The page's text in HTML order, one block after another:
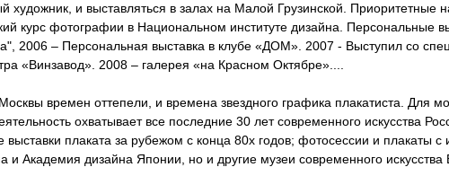
художник, и выставляться в залах на Малой Грузинской. Приоритетные
курс фотографии в Национальном институте дизайна. Персональные
2006 – Персональная выставка в клубе «ДОМ». 2007 - Выступил со
«Винзавод». 2008 – галерея «на Красном Октябре»....
времен оттепели, и времена звездного графика плакатиста. Для
охватывает все последние 30 лет современного искусства
плаката за рубежом с конца 80х годов; фотосессии и плакаты
и Академия дизайна Японии, но и другие музеи современного